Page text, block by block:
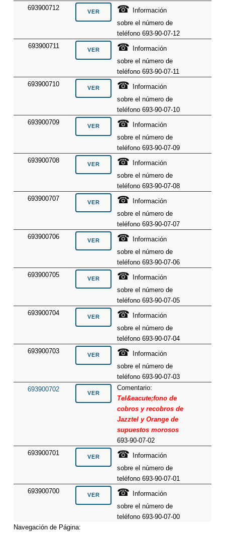
693900712
☎
Información
sobre el número de
teléfono 693-90-07-12
693900711
☎
Información
sobre el número de
teléfono 693-90-07-11
693900710
☎
Información
sobre el número de
teléfono 693-90-07-10
693900709
☎
Información
sobre el número de
teléfono 693-90-07-09
693900708
☎
Información
sobre el número de
teléfono 693-90-07-08
693900707
☎
Información
sobre el número de
teléfono 693-90-07-07
693900706
☎
Información
sobre el número de
teléfono 693-90-07-06
693900705
☎
Información
sobre el número de
teléfono 693-90-07-05
693900704
☎
Información
sobre el número de
teléfono 693-90-07-04
693900703
☎
Información
sobre el número de
teléfono 693-90-07-03
693900702
Comentario:
Tel&eacute;fono de
cobros y recobros de
Jazztel y Orange de
supuestos morosos
693-90-07-02
693900701
☎
Información
sobre el número de
teléfono 693-90-07-01
693900700
☎
Información
sobre el número de
teléfono 693-90-07-00
Navegación de Página: